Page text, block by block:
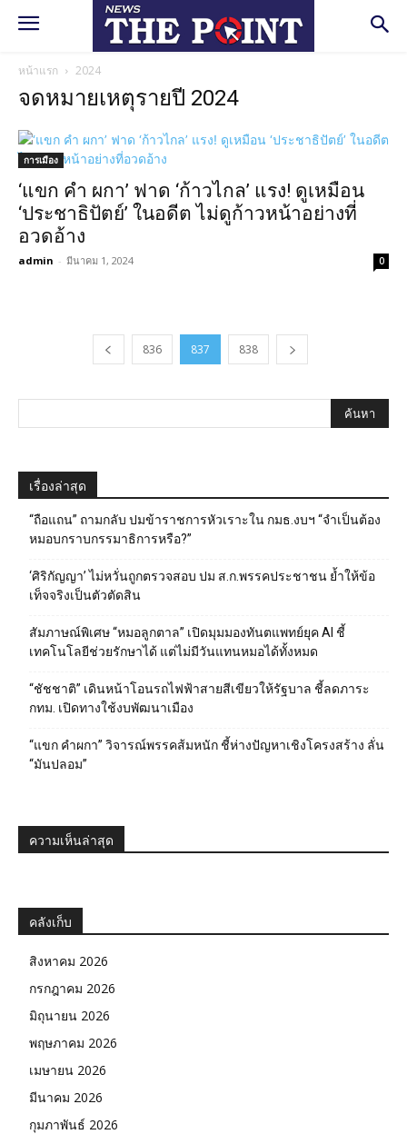
หน้าแรก 2024
จดหมายเหตุรายปี 2024
การเมือง
‘แขก คำ ผกา’ ฟาด ‘ก้าวไกล’ แรง! ดูเหมือน
‘ประชาธิปัตย์’ ในอดีต ไม่ดูก้าวหน้าอย่างที่
อวดอ้าง
admin - มีนาคม 1, 2024 0
836 837 838
เรื่องล่าสุด
“ถือแถน” ถามกลับ ปมข้าราชการหัวเราะใน กมธ.งบฯ “จำเป็นต้อง
หมอบกราบกรรมาธิการหรือ?”
‘ศิริกัญญา’ ไม่หวั่นถูกตรวจสอบ ปม ส.ก.พรรคประชาชน ย้ำให้ข้อ
เท็จจริงเป็นตัวตัดสิน
สัมภาษณ์พิเศษ “หมอลูกตาล” เปิดมุมมองทันตแพทย์ยุค AI ชี้
เทคโนโลยีช่วยรักษาได้ แต่ไม่มีวันแทนหมอได้ทั้งหมด
“ชัชชาติ” เดินหน้าโอนรถไฟฟ้าสายสีเขียวให้รัฐบาล ชี้ลดภาระ
กทม. เปิดทางใช้งบพัฒนาเมือง
“แขก คำผกา” วิจารณ์พรรคส้มหนัก ชี้ห่างปัญหาเชิงโครงสร้าง ลั่น
“มันปลอม”
ความเห็นล่าสุด
คลังเก็บ
สิงหาคม 2026
กรกฎาคม 2026
มิถุนายน 2026
พฤษภาคม 2026
เมษายน 2026
มีนาคม 2026
กุมภาพันธ์ 2026